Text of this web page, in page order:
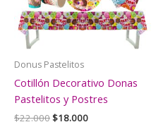
Donus Pastelitos
Cotillón Decorativo Donas
Pastelitos y Postres
$22.000El
$18.000El